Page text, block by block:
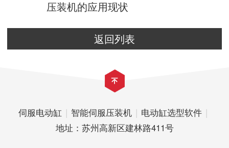
压装机的应用现状
返回列表
伺服电动缸 | 智能伺服压装机 | 电动缸选型软件 |
地址：苏州高新区建林路411号